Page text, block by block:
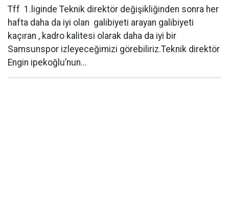
Tff 1.liginde Teknik direktör değişikliğinden sonra her
hafta daha da iyi olan galibiyeti arayan galibiyeti
kaçıran , kadro kalitesi olarak daha da iyi bir
Samsunspor izleyeceğimizi görebiliriz.Teknik direktör
Engin ipekoğlu’nun...